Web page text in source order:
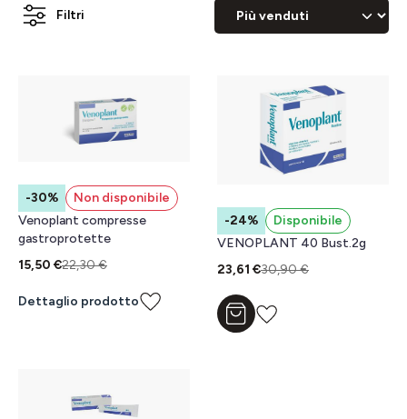
Filtri
-30%
Non disponibile
Venoplant compresse
gastroprotette
15,50 €22,30 €
Dettaglio prodotto
-24%
Disponibile
VENOPLANT 40 Bust.2g
23,61 €30,90 €
Aggiungi al carrello